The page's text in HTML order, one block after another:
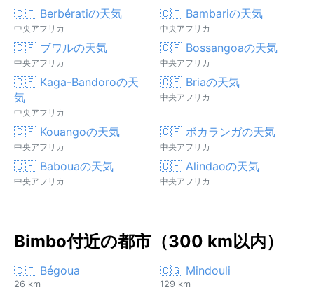
🇨🇫 Berbératiの天気
中央アフリカ
🇨🇫 Bambariの天気
中央アフリカ
🇨🇫 ブワルの天気
中央アフリカ
🇨🇫 Bossangoaの天気
中央アフリカ
🇨🇫 Kaga-Bandoroの天
気
中央アフリカ
🇨🇫 Briaの天気
中央アフリカ
🇨🇫 Kouangoの天気
中央アフリカ
🇨🇫 ボカランガの天気
中央アフリカ
🇨🇫 Babouaの天気
中央アフリカ
🇨🇫 Alindaoの天気
中央アフリカ
Bimbo付近の都市（300 km以内）
🇨🇫 Bégoua
26 km
🇨🇬 Mindouli
129 km